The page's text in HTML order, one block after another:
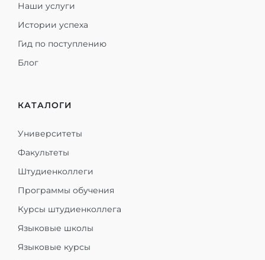
Наши услуги
Истории успеха
Гид по поступлению
Блог
КАТАЛОГИ
Университеты
Факультеты
Штудиенколлеги
Программы обучения
Курсы штудиенколлега
Языковые школы
Языковые курсы